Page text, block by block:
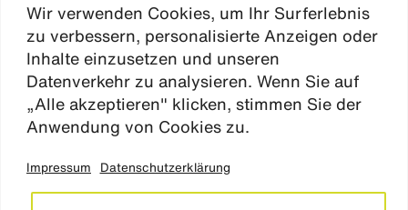
Wir verwenden Cookies, um Ihr Surferlebnis
zu verbessern, personalisierte Anzeigen oder
Inhalte einzusetzen und unseren
Datenverkehr zu analysieren. Wenn Sie auf
„Alle akzeptieren" klicken, stimmen Sie der
Anwendung von Cookies zu.
Impressum Datenschutzerklärung
aktuelles
kontakt
impressum
datenschutz